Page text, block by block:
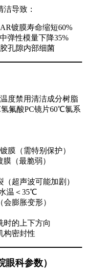
导致：
镀膜寿命缩短60%
弹性模量下降35%
孔隙内部细菌
度禁用清洁成分树脂
氟酸PC镜片60℃氯系
膜（需特别保护）
（最脆弱）
（超声波可能加剧）
温＜35℃
会膨胀变形）
时的上下方向
构密封性
眼科参数）